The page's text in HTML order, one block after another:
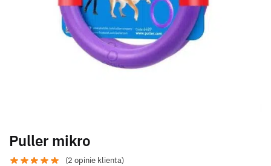
Puller mikro
(2 opinie klienta)